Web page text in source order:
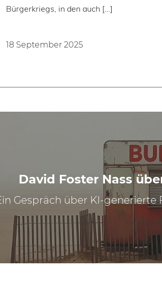
Bürgerkriegs, in den auch […]
18 September 2025
David Foster Nass
Gespräch über KI-